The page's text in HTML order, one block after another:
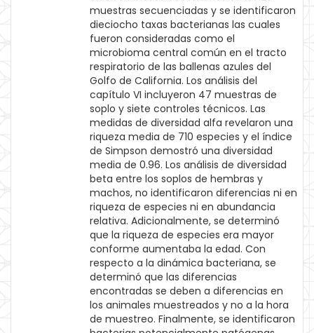
muestras secuenciadas y se identificaron
dieciocho taxas bacterianas las cuales
fueron consideradas como el
microbioma central común en el tracto
respiratorio de las ballenas azules del
Golfo de California. Los análisis del
capítulo VI incluyeron 47 muestras de
soplo y siete controles técnicos. Las
medidas de diversidad alfa revelaron una
riqueza media de 710 especies y el índice
de Simpson demostró una diversidad
media de 0.96. Los análisis de diversidad
beta entre los soplos de hembras y
machos, no identificaron diferencias ni en
riqueza de especies ni en abundancia
relativa. Adicionalmente, se determinó
que la riqueza de especies era mayor
conforme aumentaba la edad. Con
respecto a la dinámica bacteriana, se
determinó que las diferencias
encontradas se deben a diferencias en
los animales muestreados y no a la hora
de muestreo. Finalmente, se identificaron